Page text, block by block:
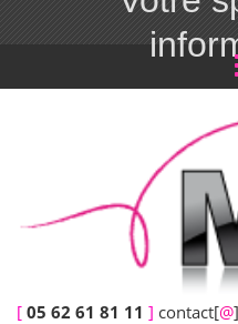
[ 05 62 61 81 11 ] contact[@